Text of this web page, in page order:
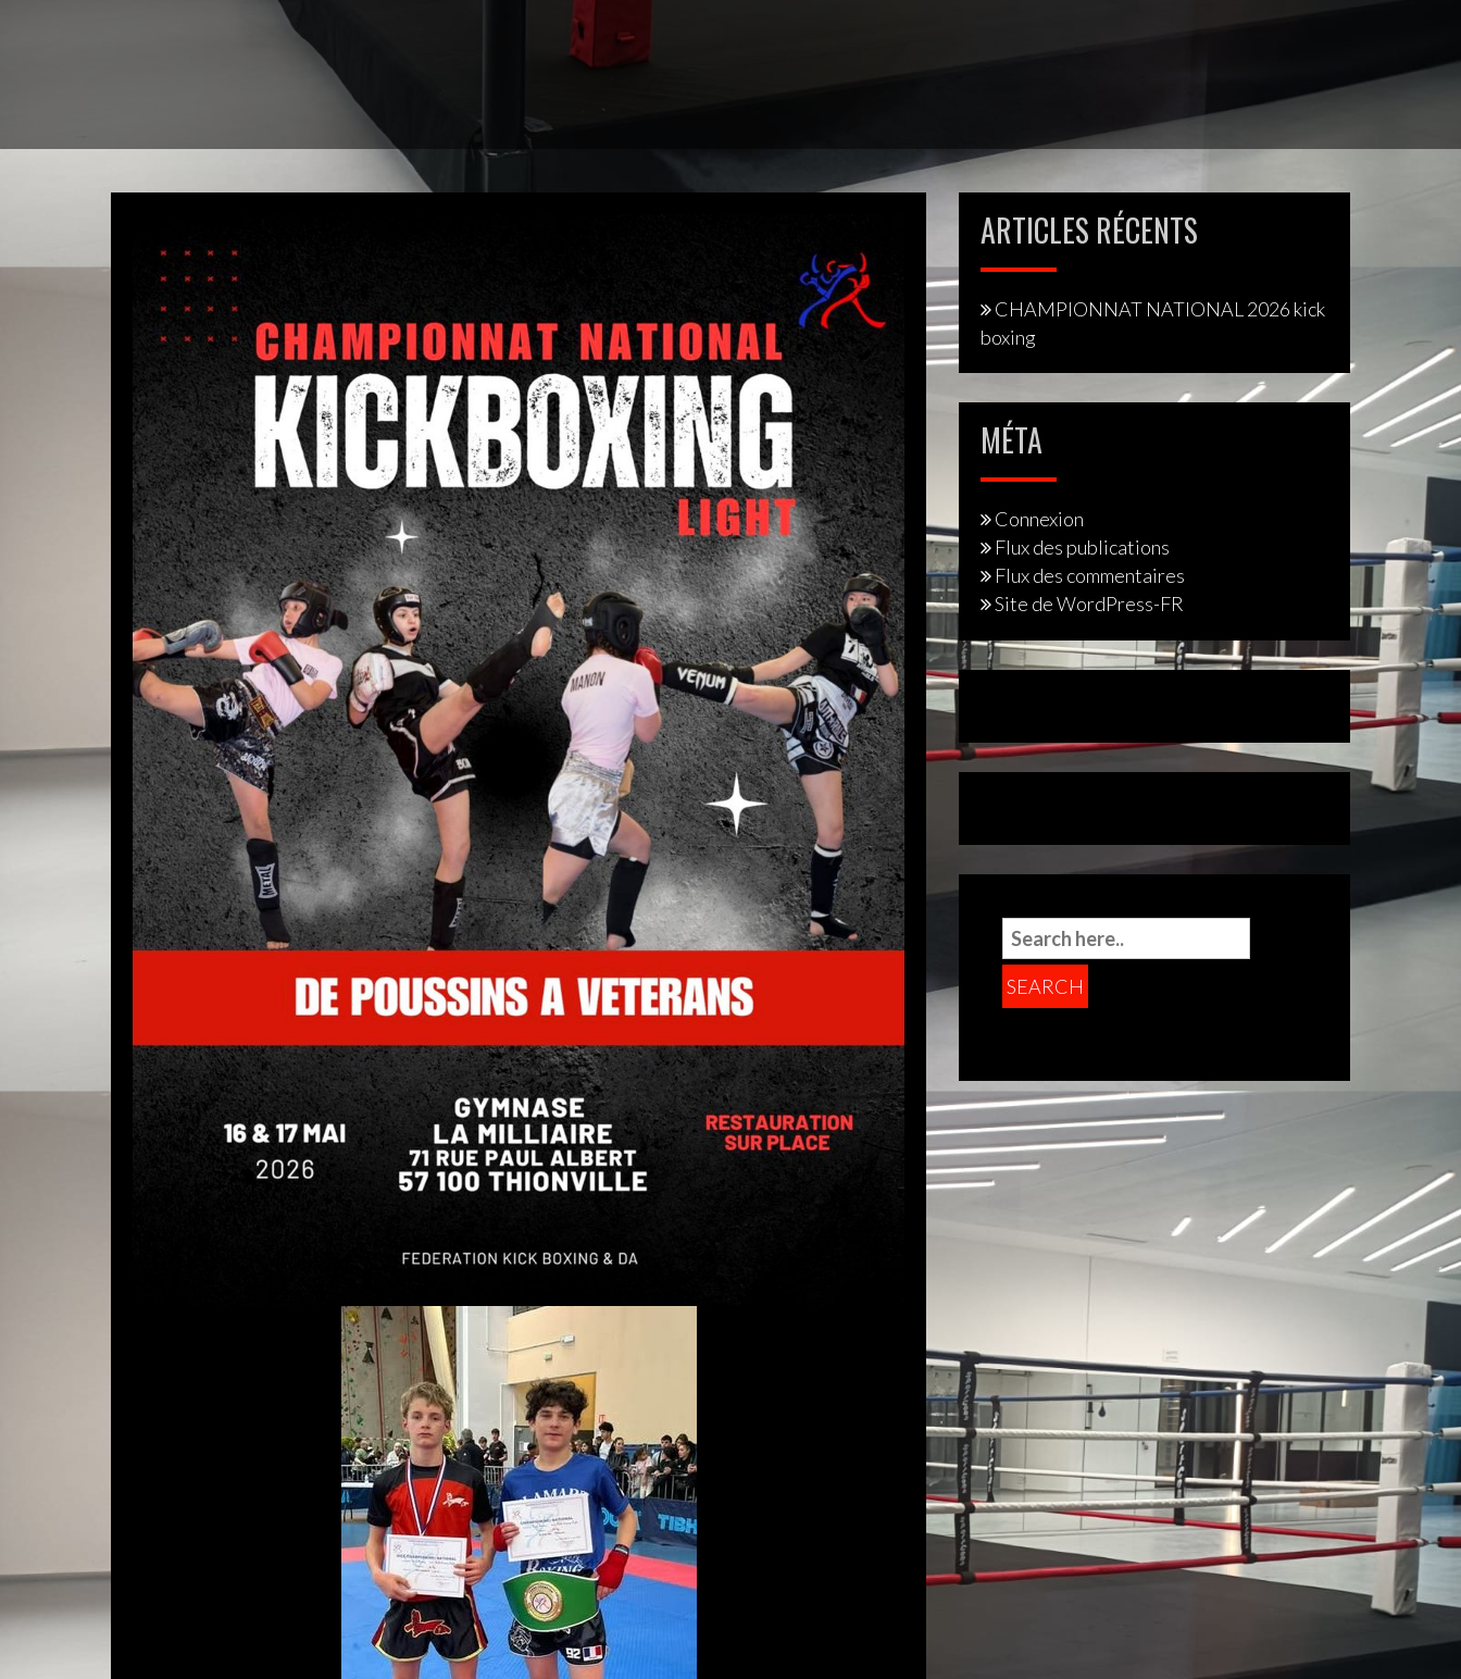
ARTICLES RÉCENTS
CHAMPIONNAT NATIONAL 2026 kick
boxing
MÉTA
Connexion
Flux des publications
Flux des commentaires
Site de WordPress-FR